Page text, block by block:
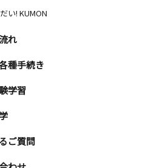
い! KUMON
れ
種手続き
学習
ご質問